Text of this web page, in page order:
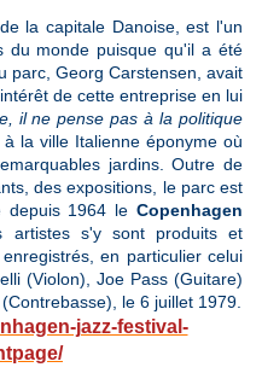
la capitale Danoise, est l'un
du monde puisque qu'il a été
parc, Georg Carstensen, avait
de cette entreprise en lui
il ne pense pas à la politique
la ville Italienne éponyme où
jardins. Outre de
des expositions, le parc est
depuis 1964 le Copenhagen
artistes s'y sont produits et
en particulier celui
(Violon), Joe Pass (Guitare)
le 6 juillet 1979.
jazz-festival-